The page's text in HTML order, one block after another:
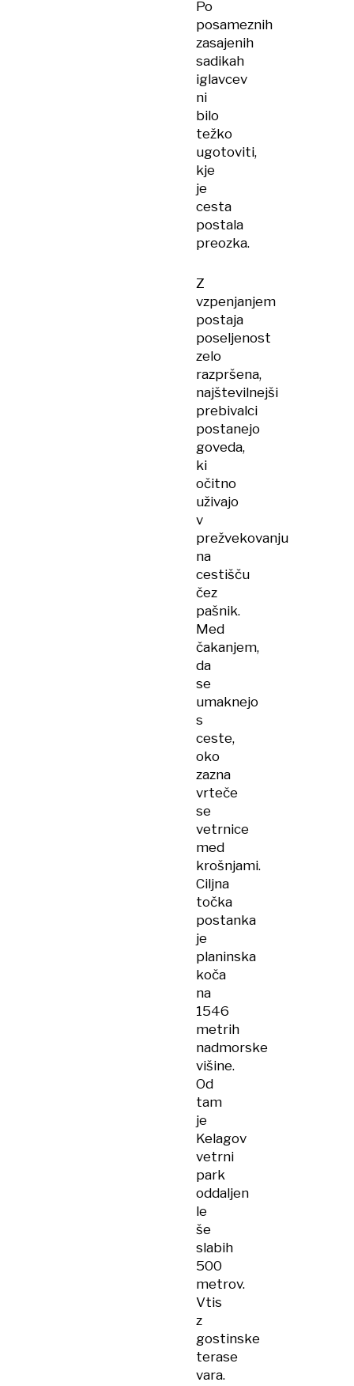
Po
posameznih
zasajenih
sadikah
iglavcev
ni
bilo
težko
ugotoviti,
kje
je
cesta
postala
preozka.
Z
vzpenjanjem
postaja
poseljenost
zelo
razpršena,
najštevilnejši
prebivalci
postanejo
goveda,
ki
očitno
uživajo
v
prežvekovanju
na
cestišču
čez
pašnik.
Med
čakanjem,
da
se
umaknejo
s
ceste,
oko
zazna
vrteče
se
vetrnice
med
krošnjami.
Ciljna
točka
postanka
je
planinska
koča
na
1546
metrih
nadmorske
višine.
Od
tam
je
Kelagov
vetrni
park
oddaljen
le
še
slabih
500
metrov.
Vtis
z
gostinske
terase
vara.